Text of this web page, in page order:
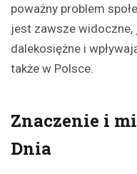
poważny problem
jest zawsze
dalekosiężne i
także w Polsce.
Znaczenie i
Dnia